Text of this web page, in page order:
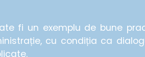
fi un exemplu de bune
cu condiția ca